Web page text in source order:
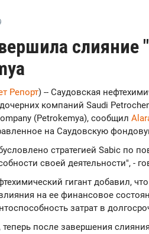
слияние
Репорт) -- Саудовская
компаний Saudi
(Petrokemya), сообщил
на Саудовскую
стратегией Sabic по
своей деятельности", -
гигант добавил,
на ее финансовое
затрат в
после завершения